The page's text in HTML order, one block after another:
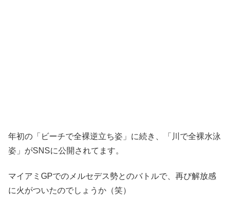
年初の「ビーチで全裸逆立ち姿」に続き、「川で全裸水泳
姿」がSNSに公開されてます。
マイアミGPでのメルセデス勢とのバトルで、再び解放感
に火がついたのでしょうか（笑）